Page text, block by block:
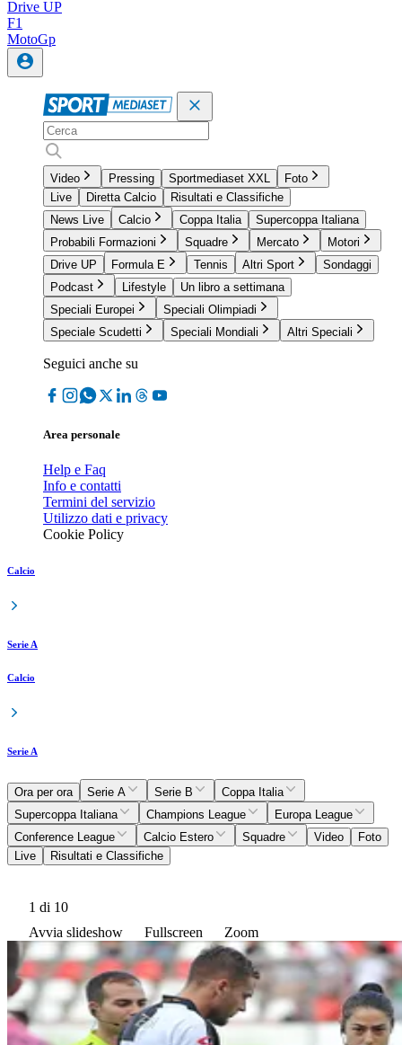
Drive UP
F1
MotoGp
Video Pressing Sportmediaset XXL
Foto
Live
Diretta Calcio
Risultati e Classifiche
News Live
Calcio Coppa Italia
Supercoppa Italiana
Probabili Formazioni
Squadre Mercato
Motori
Drive UP
Formula E Tennis Altri Sport
Sondaggi
Podcast
Lifestyle
Un libro a settimana
Speciali Europei
Speciali Olimpiadi
Speciale Scudetti
Speciali Mondiali Altri Speciali
Seguici anche su
Area personale
Help e Faq
Info e contatti
Termini del servizio
Utilizzo dati e privacy
Cookie Policy
Calcio
Serie A
Calcio
Serie A
Ora per ora Serie A Serie B
Coppa Italia
Supercoppa Italiana
Champions League
Europa League
Conference League
Calcio Estero Squadre Video
Foto
Live
Risultati e Classifiche
1 di 10
Avvia slideshow
Fullscreen Zoom